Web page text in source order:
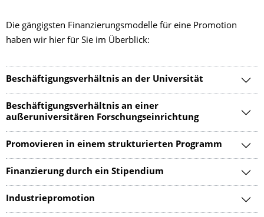
Die gängigsten Finanzierungsmodelle für eine Promotion
haben wir hier für Sie im Überblick:
Beschäftigungsverhältnis an der Universität
Beschäftigungsverhältnis an einer
außeruniversitären Forschungseinrichtung
Promovieren in einem strukturierten Programm
Finanzierung durch ein Stipendium
Industriepromotion